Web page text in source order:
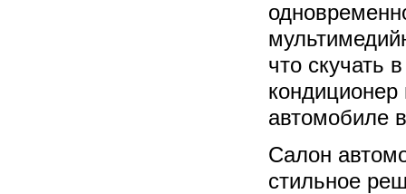
что скучать
кондиционер
автомобиле
Салон
стильное